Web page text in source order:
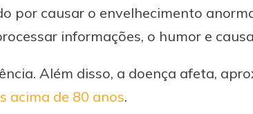
por causar o envelhecimento
informações, o humor e
Além disso, a doença afeta,
acima de 80 anos.